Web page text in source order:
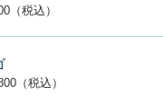
（税込）
（税込）